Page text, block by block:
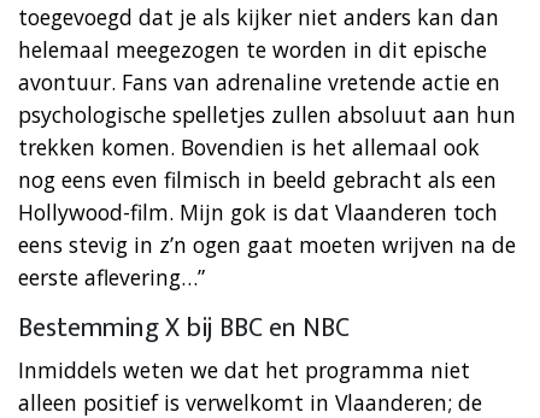
toegevoegd dat je als kijker niet anders kan dan
helemaal meegezogen te worden in dit epische
avontuur. Fans van adrenaline vretende actie en
psychologische spelletjes zullen absoluut aan hun
trekken komen. Bovendien is het allemaal ook
nog eens even filmisch in beeld gebracht als een
Hollywood-film. Mijn gok is dat Vlaanderen toch
eens stevig in z’n ogen gaat moeten wrijven na de
eerste aflevering…”
Bestemming X bij BBC en NBC
Inmiddels weten we dat het programma niet
alleen positief is verwelkomt in Vlaanderen; de